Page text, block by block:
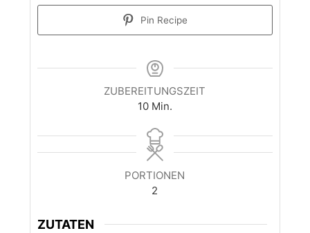
Pin Recipe
ZUBEREITUNGSZEIT
10Minuten
Min.
PORTIONEN
2
ZUTATEN